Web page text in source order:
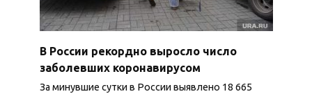
В России рекордно выросло число
заболевших коронавирусом
За минувшие сутки в России выявлено 18 665